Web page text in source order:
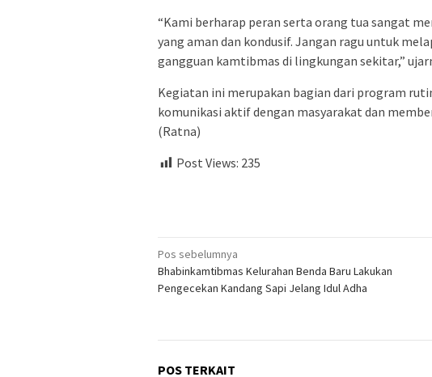
“Kami berharap peran serta orang tua sangat
yang aman dan kondusif. Jangan ragu untuk
gangguan kamtibmas di lingkungan sekitar,”
Kegiatan ini merupakan bagian dari program
komunikasi aktif dengan masyarakat dan
(Ratna)
Post Views: 235
Navigasi
pos
Pos sebelumnya
Bhabinkamtibmas Kelurahan Benda Baru Lakukan
Pengecekan Kandang Sapi Jelang Idul Adha
POS TERKAIT